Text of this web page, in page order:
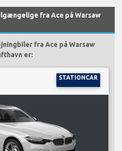
fra Ace på Warsaw
fra Ace på Warsaw
er:
STATIONCAR